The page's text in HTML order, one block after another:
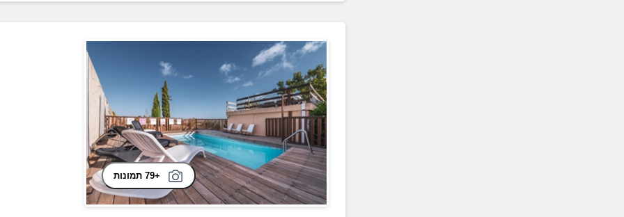
+79 תמונות